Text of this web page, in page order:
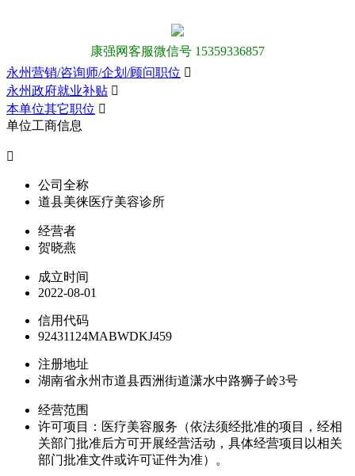
康强网客服微信号 15359336857
永州营销/咨询师/企划/顾问职位 
永州政府就业补贴 
本单位其它职位 
单位工商信息

公司全称
道县美徕医疗美容诊所
经营者
贺晓燕
成立时间
2022-08-01
信用代码
92431124MABWDKJ459
注册地址
湖南省永州市道县西洲街道潇水中路狮子岭3号
经营范围
许可项目：医疗美容服务（依法须经批准的项目，经相
关部门批准后方可开展经营活动，具体经营项目以相关
部门批准文件或许可证件为准）。